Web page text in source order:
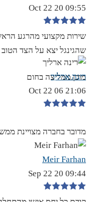
09:55 20 Oct 22
שירות מקצועי מהרגע
מוכן.ממליצה בחום
רינה ארליך
21:06 06 Oct 22
מדובר בחברה מצויינת
Meir Farhan
09:44 20 Sep 22